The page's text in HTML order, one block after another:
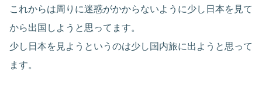
これからは周りに迷惑がかからないように少し日本を見て
から出国しようと思ってます。
少し日本を見ようというのは少し国内旅に出ようと思って
ます。